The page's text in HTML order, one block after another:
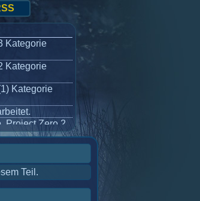
Kategorie
Kategorie
Kategorie
Project Zero 2
Teil.